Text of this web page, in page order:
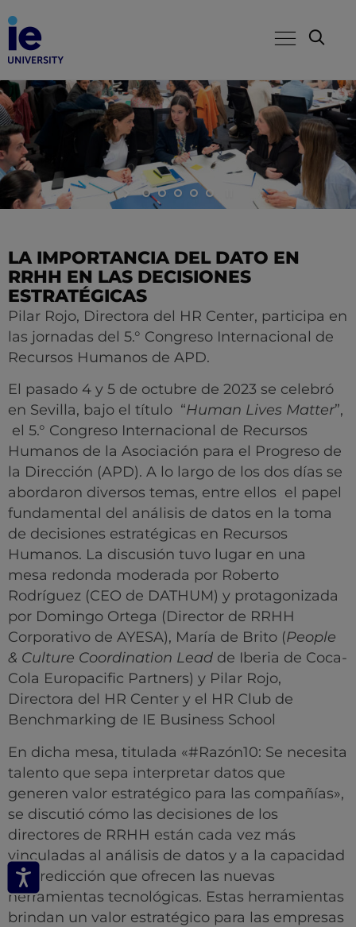
LA IMPORTANCIA DEL DATO EN
RRHH EN LAS DECISIONES
ESTRATÉGICAS
Pilar Rojo, Directora del HR Center, participa en
las jornadas del 5.° Congreso Internacional de
Recursos Humanos de APD.
El pasado 4 y 5 de octubre de 2023 se celebró
en Sevilla, bajo el título “Human Lives Matter”,
el 5.° Congreso Internacional de Recursos
Humanos de la Asociación para el Progreso de
la Dirección (APD). A lo largo de los dos días se
abordaron diversos temas, entre ellos el papel
fundamental del análisis de datos en la toma
de decisiones estratégicas en Recursos
Humanos. La discusión tuvo lugar en una
mesa redonda moderada por Roberto
Rodríguez (CEO de DATHUM) y protagonizada
por Domingo Ortega (Director de RRHH
Corporativo de AYESA), María de Brito (People
& Culture Coordination Lead de Iberia de Coca-
Cola Europacific Partners) y Pilar Rojo,
Directora del HR Center y el HR Club de
Benchmarking de IE Business School
En dicha mesa, titulada «#Razón10: Se necesita
talento que sepa interpretar datos que
generen valor estratégico para las compañías»,
se discutió cómo las decisiones de los
directores de RRHH están cada vez más
vinculadas al análisis de datos y a la capacidad
de predicción que ofrecen las nuevas
herramientas tecnológicas. Estas herramientas
brindan un valor estratégico para las empresas